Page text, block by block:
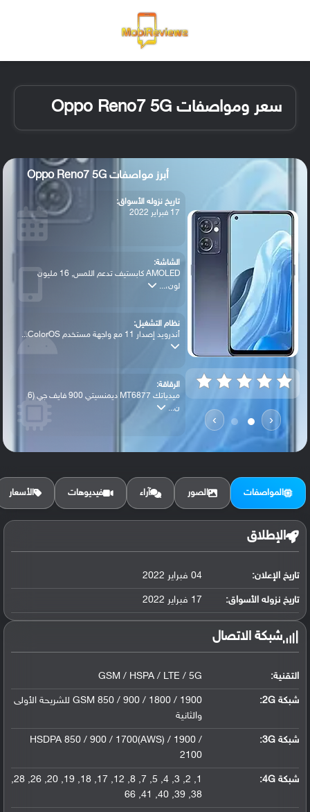
سعر ومواصفات Oppo Reno7 5G
‹
›
أبرز مواصفات Oppo Reno7 5G
تاريخ نزوله الأسواق:
17 فبراير 2022
الشاشة:
AMOLED كابستيف تدعم اللمس, 16 مليون
لون،...
نظام التشغيل:
أندرويد إصدار 11 مع واجهة مستخدم ColorOS...
الرقاقة:
ميدياتك MT6877 ديمنسيتي 900 فايف جي (6
ن...
الرام / التخزين:
البطارية:
ليثيوم بوليمر سعة 4500 مللي أمبير, غير ق...
المواصفات الصور آراء فيديوهات الأسعار
الإطلاق
تاريخ الإعلان: 04 فبراير 2022
تاريخ نزوله الأسواق: 17 فبراير 2022
شبكة الاتصال
التقنية: GSM / HSPA / LTE / 5G
شبكة 2G:
GSM 850 / 900 / 1800 / 1900 للشريحة الأولى
والثانية
شبكة 3G :
HSDPA 850 / 900 / 1700(AWS) / 1900 /
2100
شبكة 4G :
1, 2, 3, 4, 5, 7, 8, 12, 17, 18, 19, 20, 26, 28,
38, 39, 40, 41, 66